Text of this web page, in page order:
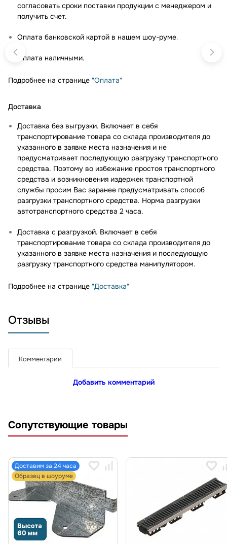
согласовать сроки поставки продукции с менеджером и
получить счет.
Оплата банковской картой в нашем шоу-руме.
Оплата наличными.
Подробнее на странице "Оплата"
Доставка
Доставка без выгрузки. Включает в себя
транспортирование товара со склада производителя до
указанного в заявке места назначения и не
предусматривает последующую разгрузку транспортного
средства. Поэтому во избежание простоя транспортного
средства и возникновения издержек транспортной
службы просим Вас заранее предусматривать способ
разгрузки транспортного средства. Норма разгрузки
автотранспортного средства 2 часа.
Доставка с разгрузкой. Включает в себя
транспортирование товара со склада производителя до
указанного в заявке места назначения и последующую
разгрузку транспортного средства манипулятором.
Подробнее на странице "Доставка"
Отзывы
Комментарии
Добавить комментарий
Сопутствующие товары
Доставим за 24 часа
Образец в шоуруме